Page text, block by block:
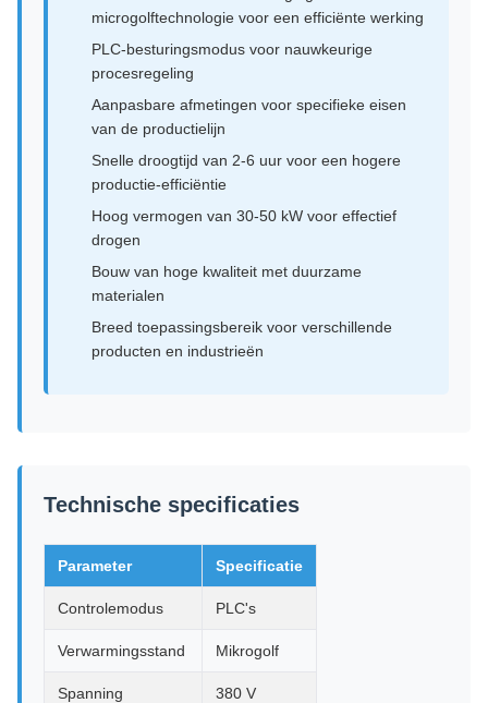
microgolftechnologie voor een efficiënte werking
PLC-besturingsmodus voor nauwkeurige
procesregeling
Aanpasbare afmetingen voor specifieke eisen
van de productielijn
Snelle droogtijd van 2-6 uur voor een hogere
productie-efficiëntie
Hoog vermogen van 30-50 kW voor effectief
drogen
Bouw van hoge kwaliteit met duurzame
materialen
Breed toepassingsbereik voor verschillende
producten en industrieën
Technische specificaties
Parameter Specificatie
Controlemodus PLC's
Verwarmingsstand Mikrogolf
Spanning 380 V